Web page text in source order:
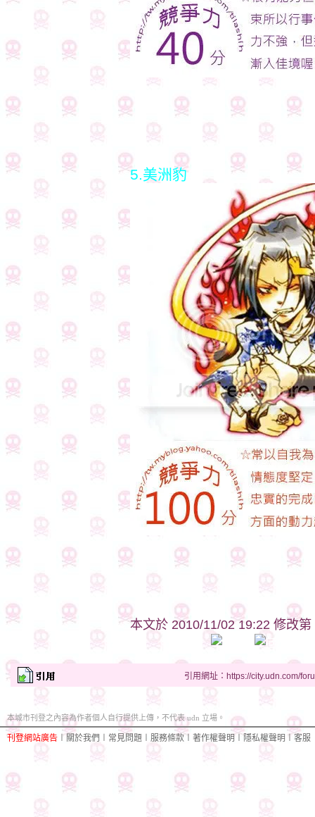
5.美洲豹
本文於 2010/11/02 19:22 修改第
引用網址：https://city.udn.com/
本城市刊登之內容為作者個人自行提供上傳，不代表 udn 立場。
刊登網站廣告 ︱ 關於我們 常見問題 服務條款 著作權聲明 隱私權聲明 ︱ 客服